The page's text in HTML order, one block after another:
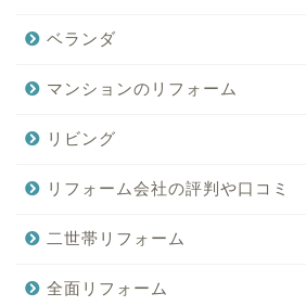
ベランダ
マンションのリフォーム
リビング
リフォーム会社の評判や口コミ
二世帯リフォーム
全面リフォーム